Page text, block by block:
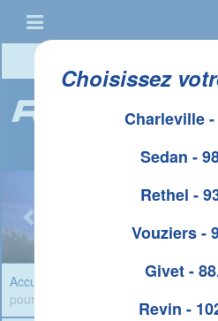
Choisissez
Charleville -
Sedan -
Rethel -
Vouziers -
Givet -
Revin -
Accueil Infos Ardennes» Une
pour Boris Ravignon